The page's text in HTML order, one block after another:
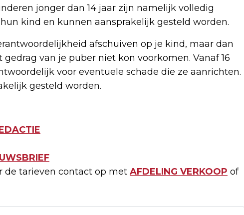
jonger dan 14 jaar zijn namelijk volledig
kind en kunnen aansprakelijk gesteld worden.
afschuiven op je kind, maar dan
van je puber niet kon voorkomen. Vanaf 16
voor eventuele schade die ze aanrichten.
gesteld worden.
de tarieven contact op met AFDELING VERKOOP of